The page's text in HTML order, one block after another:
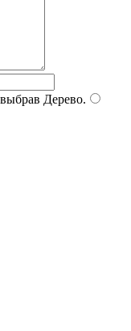
Дерево.